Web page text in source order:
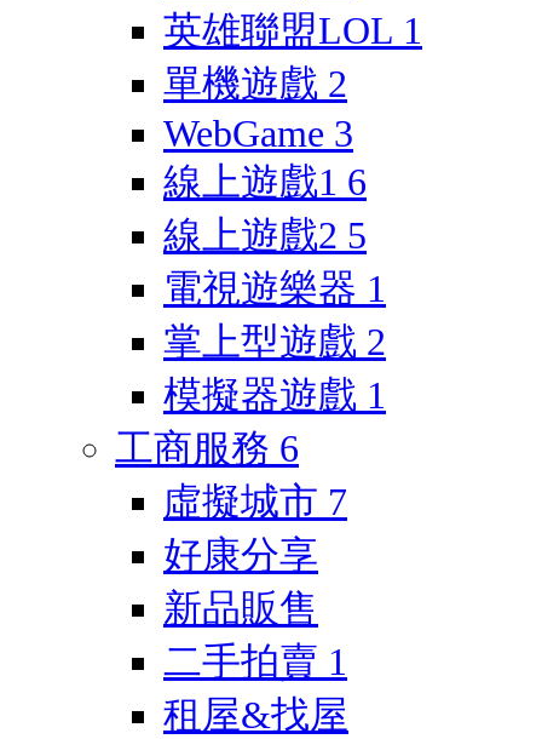
英雄聯盟LOL 1
單機遊戲 2
WebGame 3
線上遊戲1 6
線上遊戲2 5
電視遊樂器 1
掌上型遊戲 2
模擬器遊戲 1
工商服務 6
虛擬城市 7
好康分享
新品販售
二手拍賣 1
租屋&找屋